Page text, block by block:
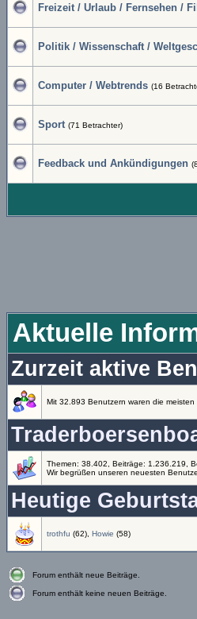
Freizeit / Urlaub / Fernsehen /
Politik / Wissenschaft /
Computer / Webtrends (16
Sport (71 Betrachter)
Feedback und Ankündigungen
Aktuelle
Zurzeit aktive
Mit 32.893 Benutzern waren die
Themen: 38.402, Beiträge: 1.236.219,
Wir begrüßen unseren neuesten
Heutige
trothfu (62), Howie (58)
Forum enthält neue Beiträge.
Forum enthält keine neuen Beiträge.